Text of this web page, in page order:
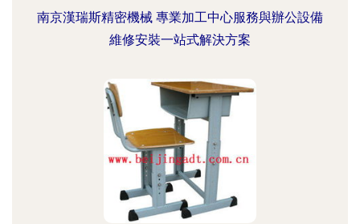
南京漢瑞斯精密機械 專業加工中心服務與辦公設備
維修安裝一站式解決方案